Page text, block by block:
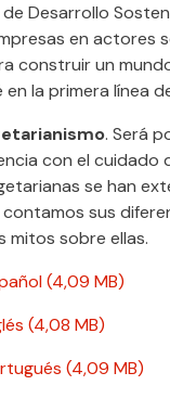
Desarrollo
en actores
construir un
la primera línea
. Será
con el cuidado
se han
sus
mitos sobre ellas.
(4,09 MB)
(4,08 MB)
(4,09 MB)